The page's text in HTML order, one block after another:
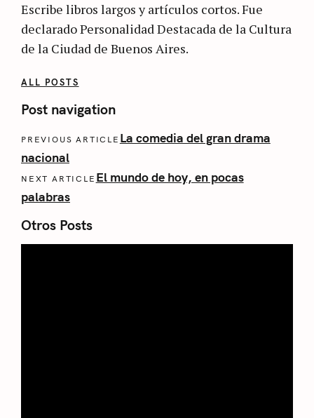
Escribe libros largos y artículos cortos. Fue
declarado Personalidad Destacada de la Cultura
de la Ciudad de Buenos Aires.
ALL POSTS
Post navigation
PREVIOUS ARTICLE La comedia del gran drama
nacional
NEXT ARTICLE El mundo de hoy, en pocas
palabras
Otros Posts